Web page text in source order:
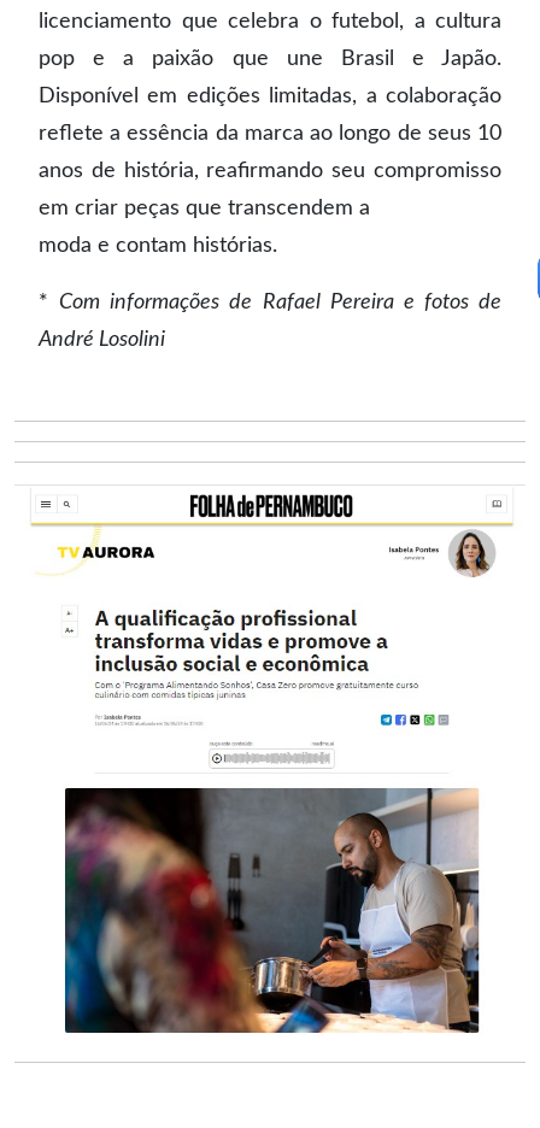
licenciamento que celebra o futebol, a cultura
pop e a paixão que une Brasil e Japão.
Disponível em edições limitadas, a colaboração
reflete a essência da marca ao longo de seus 10
anos de história, reafirmando seu compromisso
em criar peças que transcendem a
moda e contam histórias.
*Com informações de Rafael Pereira e fotos de
André Losolini